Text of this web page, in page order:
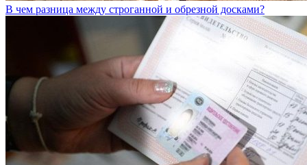
В чем разница между строганной и обрезной досками?